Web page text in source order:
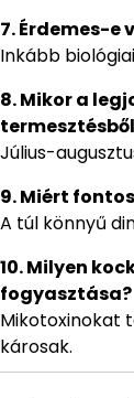
7. Érdemes-e
Inkább
8. Mikor a
Július-
9. Miért
A túl könnyű
10. Milyen
fogyasztása?
Mikotoxinokat
károsak.